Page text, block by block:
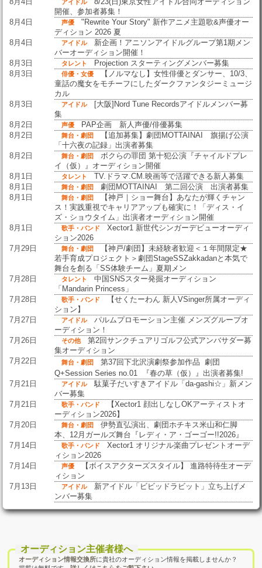
アイドル
開催、参加者募集！
8月4日
声優
"Rewrite Your Story" 新作アニメ主題歌&声優オー
ディション 2026 夏
8月4日
アイドル
新企画！アニソンアイドルグループ第1期メン
バーオーディション開催！
8月3日
タレント
Projection スターティングメンバー募集
8月3日
俳優・女優
【ノルマなし】女性俳優とダンサー、10/3、
童話の魔女をモチーフにしたダークファンタジーミュージ
カル
8月3日
アイドル
[大阪]Nord Tune Recordsアイドルメンバー募
集
8月2日
声優
PAP企画 新人声優/俳優募集
8月2日
舞台・劇団
【追加募集】劇団MOTTAINAI 旗揚げ公演
「十六夜の記録」出演者募集
8月2日
舞台・劇団
ボクらの罪団 第十犯公演『チャイルドプレ
イ（仮）』オーディション開催
8月1日
タレント
TV.ドラマ.CM.映画等で活躍できる新人募集
8月1日
舞台・劇団
劇団MOTTAINAI 第二回公演 出演者募集
8月1日
舞台・劇団
【神戸｜ショー舞台】あなたが輝くチャン
ス！実践重視でキャリアアップも確実に！「ディス・イ
ズ・ショウタイム」出演者オーディション開催
8月1日
歌手・バンド
Xector1 新世代シンガーデビューオーディ
ション2026
7月29日
舞台・劇団
【神戸/劇団】未経験者歓迎＜１年間限定★
若手育成プロジェクト＞劇団StageSSZakkadanと本気で
舞台を創る「SS体験チーム」夏期メン
7月28日
タレント
中国SNSスター発掘オーディション
「Mandarin Princess」
7月28日
歌手・バンド
【せくたーわん 新人VSinger所属オーディ
ション】
7月27日
アイドル
パルムプロモーション主催 メンズグループオ
ーディション！
7月26日
その他
第2回サンクチュアリゴルフ公式アンバサダー募
集オーディション
7月22日
舞台・劇団
第37回下北沢演劇祭参加作品 劇団
Q+Session Series no.01 『春の草（仮）』出演者募集!
7月21日
アイドル
駄菓子だいすきアイドル「da-gashi☆」新メン
バー募集
7月21日
歌手・バンド
【Xector1 顔出しなしOKアーティストオ
ーディション2026】
7月20日
舞台・劇団
伊勢直弘演出、劇団ホチキス米山和仁脚
本、12月ガールズ舞台『レディ・ア・ゴーゴー!!2026』
7月14日
歌手・バンド
Xector1 オリジナル楽曲プレゼントオーデ
ィション2026
7月14日
声優
【ボイスアクターズスタイル】 進路特待生オーデ
ィション
7月13日
アイドル
新アイドル「ビビッドラビット」立ち上げメ
ンバー募集
オーディション主催者様へ
オーディション情報交換所に貴社のオーディション情報を掲載しませんか？